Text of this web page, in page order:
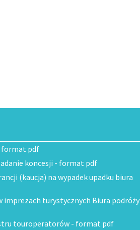
format pdf
koncesji - format pdf
(kaucja) na wypadek upadku biura
imprezach turystycznych Biura podróży
touroperatorów - format pdf